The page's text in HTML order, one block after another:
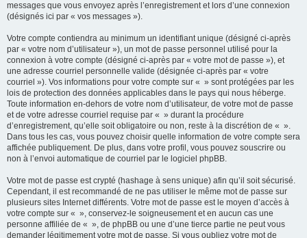
messages que vous envoyez après l’enregistrement et lors d’une connexion
(désignés ici par « vos messages »).
Votre compte contiendra au minimum un identifiant unique (désigné ci-après
par « votre nom d’utilisateur »), un mot de passe personnel utilisé pour la
connexion à votre compte (désigné ci-après par « votre mot de passe »), et
une adresse courriel personnelle valide (désignée ci-après par « votre
courriel »). Vos informations pour votre compte sur « » sont protégées par les
lois de protection des données applicables dans le pays qui nous héberge.
Toute information en-dehors de votre nom d’utilisateur, de votre mot de passe
et de votre adresse courriel requise par « » durant la procédure
d’enregistrement, qu’elle soit obligatoire ou non, reste à la discrétion de « ».
Dans tous les cas, vous pouvez choisir quelle information de votre compte sera
affichée publiquement. De plus, dans votre profil, vous pouvez souscrire ou
non à l’envoi automatique de courriel par le logiciel phpBB.
Votre mot de passe est crypté (hashage à sens unique) afin qu’il soit sécurisé.
Cependant, il est recommandé de ne pas utiliser le même mot de passe sur
plusieurs sites Internet différents. Votre mot de passe est le moyen d’accès à
votre compte sur « », conservez-le soigneusement et en aucun cas une
personne affiliée de « », de phpBB ou une d’une tierce partie ne peut vous
demander légitimement votre mot de passe. Si vous oubliez votre mot de